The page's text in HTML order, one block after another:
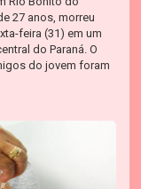
27 anos, morreu
feira (31) em um
do Paraná. O
do jovem foram